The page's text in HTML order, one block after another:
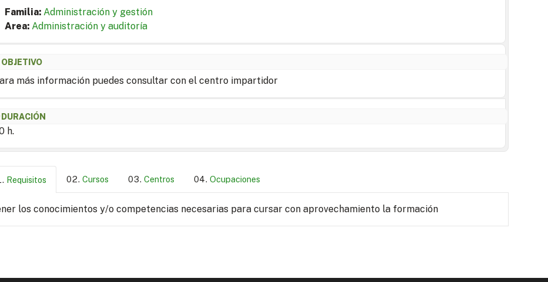
Familia: Administración y gestión
Area: Administración y auditoría
OBJETIVO
más información puedes consultar con el centro impartidor
DURACIÓN
h.
Requisitos Cursos Centros Ocupaciones
los conocimientos y/o competencias necesarias para cursar con aprovechamiento la formación